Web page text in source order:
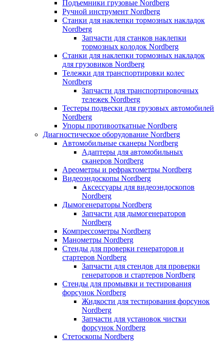
Подъемники грузовые Nordberg
Ручной инструмент Nordberg
Станки для наклепки тормозных накладок
Nordberg
Запчасти для станков наклепки
тормозных колодок Nordberg
Станки для наклепки тормозных накладок
для грузовиков Nordberg
Тележки для транспортировки колес
Nordberg
Запчасти для транспортировочных
тележек Nordberg
Тестеры подвески для грузовых автомобилей
Nordberg
Упоры противооткатные Nordberg
Диагностическое оборудование Nordberg
Автомобильные сканеры Nordberg
Адаптеры для автомобильных
сканеров Nordberg
Ареометры и рефрактометры Nordberg
Видеоэндоскопы Nordberg
Аксессуары для видеоэндоскопов
Nordberg
Дымогенераторы Nordberg
Запчасти для дымогенераторов
Nordberg
Компрессометры Nordberg
Манометры Nordberg
Стенды для проверки генераторов и
стартеров Nordberg
Запчасти для стендов для проверки
генераторов и стартеров Nordberg
Стенды для промывки и тестирования
форсунок Nordberg
Жидкости для тестирования форсунок
Nordberg
Запчасти для установок чистки
форсунок Nordberg
Стетоскопы Nordberg